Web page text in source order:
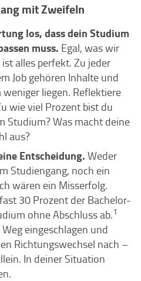
mit Zweifeln
los, dass dein Studium
muss. Egal, was wir
alles perfekt. Zu jeder
Job gehören Inhalte und
liegen. Reflektiere
wie viel Prozent bist du
Studium? Was macht deine
aus?
Entscheidung. Weder
Studiengang, noch ein
wären ein Misserfolg.
30 Prozent der Bachelor-
ohne Abschluss ab.1
eingeschlagen und
Richtungswechsel nach –
In deiner Situation